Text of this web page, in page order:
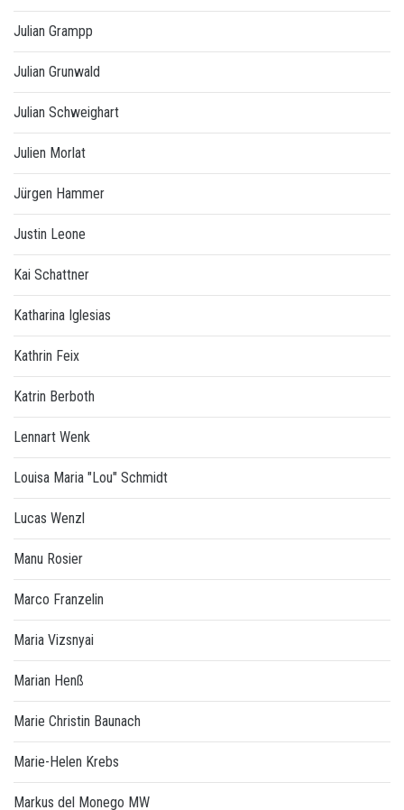
Julian Grampp
Julian Grunwald
Julian Schweighart
Julien Morlat
Jürgen Hammer
Justin Leone
Kai Schattner
Katharina Iglesias
Kathrin Feix
Katrin Berboth
Lennart Wenk
Louisa Maria "Lou" Schmidt
Lucas Wenzl
Manu Rosier
Marco Franzelin
Maria Vizsnyai
Marian Henß
Marie Christin Baunach
Marie-Helen Krebs
Markus del Monego MW